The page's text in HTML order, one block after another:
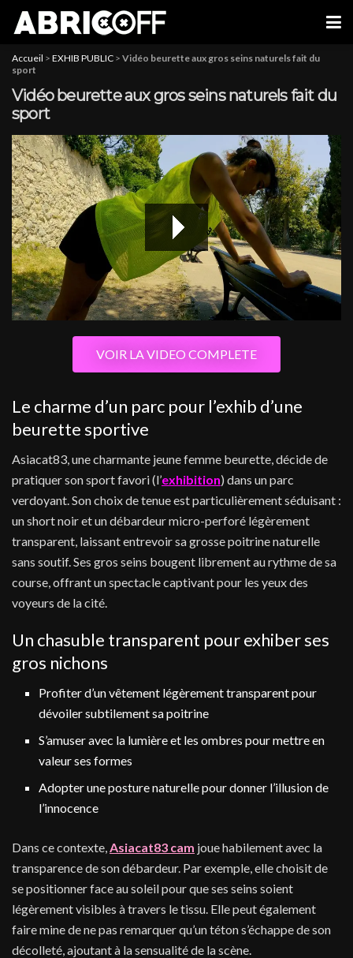
Accueil > EXHIB PUBLIC > Vidéo beurette aux gros seins naturels fait du
sport
Vidéo beurette aux gros seins naturels fait du
sport
VOIR LA VIDEO COMPLETE
Le charme d’un parc pour l’exhib d’une
beurette sportive
Asiacat83, une charmante jeune femme beurette, décide de
pratiquer son sport favori (l’exhibition) dans un parc
verdoyant. Son choix de tenue est particulièrement séduisant :
un short noir et un débardeur micro-perforé légèrement
transparent, laissant entrevoir sa grosse poitrine naturelle
sans soutif. Ses gros seins bougent librement au rythme de sa
course, offrant un spectacle captivant pour les yeux des
voyeurs de la cité.
Un chasuble transparent pour exhiber ses
gros nichons
Profiter d’un vêtement légèrement transparent pour
dévoiler subtilement sa poitrine
S’amuser avec la lumière et les ombres pour mettre en
valeur ses formes
Adopter une posture naturelle pour donner l’illusion de
l’innocence
Dans ce contexte, Asiacat83 cam joue habilement avec la
transparence de son débardeur. Par exemple, elle choisit de
se positionner face au soleil pour que ses seins soient
légèrement visibles à travers le tissu. Elle peut également
faire mine de ne pas remarquer qu’un téton s’échappe de son
décolleté, ajoutant à la sensualité de la scène.